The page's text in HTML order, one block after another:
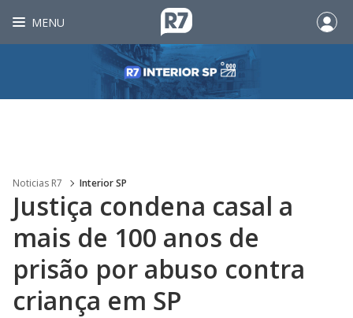
MENU
Noticias R7 Interior SP
Justiça condena casal a
mais de 100 anos de
prisão por abuso contra
criança em SP